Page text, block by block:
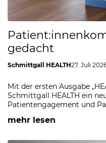
gedacht
Schmittgall HEALTH27. Juli
Mit der ersten Ausgabe
Schmittgall HEALTH ein
Patientengagement und
mehr lesen